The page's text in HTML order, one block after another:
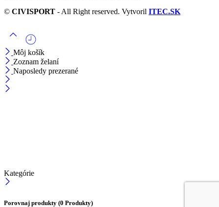
© CIVISPORT - All Right reserved. Vytvoril ITEC.SK
Môj košík
Zoznam želaní
Naposledy prezerané
Kategórie
Porovnaj produkty (0 Produkty)